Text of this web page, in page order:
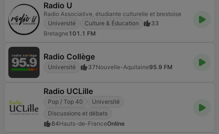
Radio U
Radio Associative, étudiante culturelle et brestoise
Université
Culture & Éducation
33
Bretagne101.1 FM
Radio Collège
Université 37Nouvelle-Aquitaine95.9 FM
Radio UCLille
Pop / Top 40
Université
Discussions et débats
84Hauts-de-FranceOnline